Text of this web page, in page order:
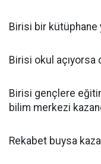
Birisi bir kütüphane
Birisi okul açıyorsa
Birisi gençlere
bilim merkezi
Rekabet buysa